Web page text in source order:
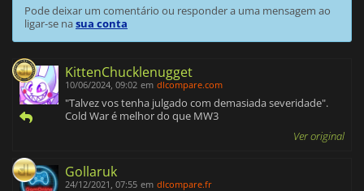
Pode deixar um comentário ou responder a uma mensagem ao
ligar-se nasua conta
KittenChucklenugget
10/06/2024, 09:02 em dlcompare.com
"Talvez vos tenha julgado com demasiada severidade".
Cold War é melhor do que MW3
Ver original
Gollaruk
24/12/2021, 07:55 em dlcompare.fr